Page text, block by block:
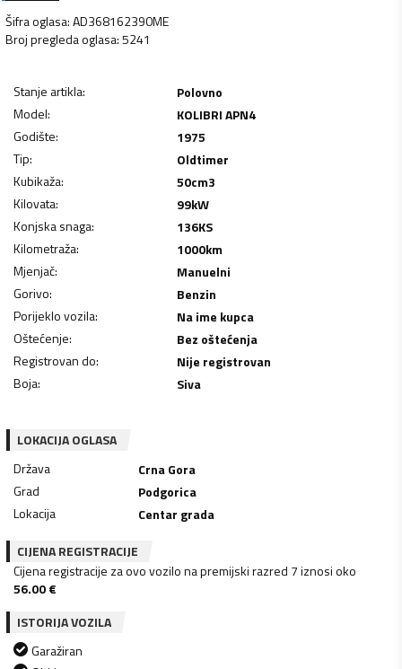
Šifra oglasa:AD368162390ME
Broj pregleda oglasa:5241
Stanje artikla:
Polovno
Model:
KOLIBRI APN4
Godište:
1975
Tip:
Oldtimer
Kubikaža: 50cm3
Kilovata: 99kW
Konjska snaga: 136KS
Kilometraža: 1000km
Mjenjač:
Manuelni
Gorivo:
Benzin
Porijeklo vozila:
Na ime kupca
Oštećenje:
Bez oštećenja
Registrovan do:
Nije registrovan
Boja: Siva
LOKACIJA OGLASA
Država
Crna Gora
Grad
Podgorica
Lokacija
Centar grada
CIJENA REGISTRACIJE
Cijena registracije za ovo vozilo na premijski razred 7 iznosi oko
56.00€
ISTORIJA VOZILA
Garažiran